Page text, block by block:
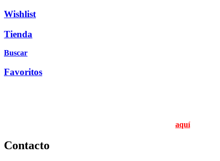
Wishlist
Tienda
Buscar
Favoritos
aquí
Contacto